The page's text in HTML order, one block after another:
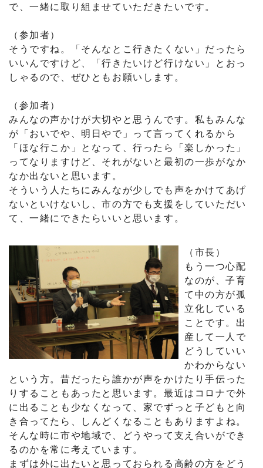
で、一緒に取り組ませていただきたいです。
（参加者）
そうですね。「そんなとこ行きたくない」だったら
いいんですけど、「行きたいけど行けない」とおっ
しゃるので、ぜひともお願いします。
（参加者）
みんなの声かけが大切やと思うんです。私もみんな
が「おいでや、明日やで」って言ってくれるから
「ほな行こか」となって、行ったら「楽しかった」
ってなりますけど、それがないと最初の一歩がなか
なか出ないと思います。
そういう人たちにみんなが少しでも声をかけてあげ
ないといけないし、市の方でも支援をしていただい
て、一緒にできたらいいと思います。
（市長）
もう一つ心配
なのが、子育
て中の方が孤
立化している
ことです。出
産して一人で
どうしていい
かわからない
という方。昔だったら誰かが声をかけたり手伝った
りすることもあったと思います。最近はコロナで外
に出ることも少なくなって、家でずっと子どもと向
き合ってたら、しんどくなることもありますよね。
そんな時に市や地域で、どうやって支え合いができ
るのかを常に考えています。
まずは外に出たいと思っておられる高齢の方をどう